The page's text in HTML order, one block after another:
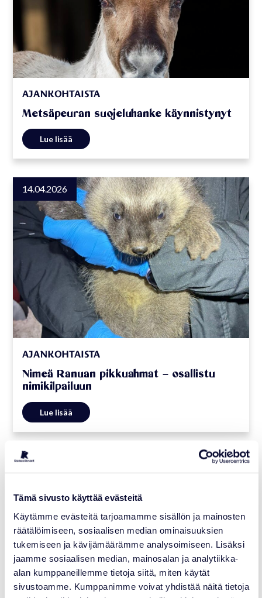
Tämä sivusto käyttää evästeitä
Käytämme evästeitä tarjoamamme sisällön ja mainosten
räätälöimiseen, sosiaalisen median ominaisuuksien
tukemiseen ja kävijämäärämme analysoimiseen. Lisäksi
jaamme sosiaalisen median, mainosalan ja analytiikka-
alan kumppaneillemme tietoja siitä, miten käytät
sivustoamme. Kumppanimme voivat yhdistää näitä tietoja
AJANKOHTAISTA
Metsäpeuran suojeluhanke käynnistynyt
Lue lisää
14.04.2026
AJANKOHTAISTA
Nimeä Ranuan pikkuahmat – osallistu
nimikilpailuun
Lue lisää
31.03.2026